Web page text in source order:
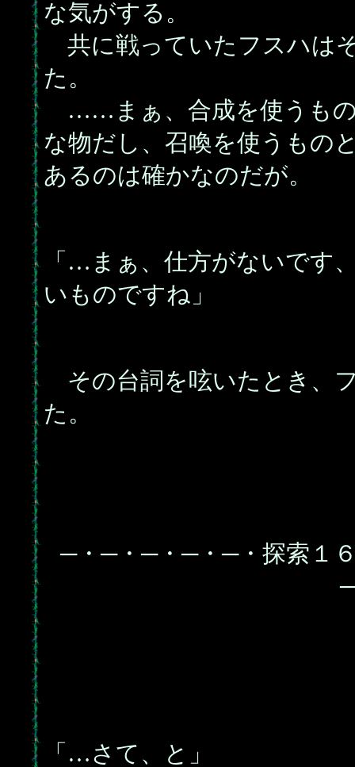
な気がする。
共に戦っていたフスハは
た。
……まぁ、合成を使うもの
な物だし、召喚を使うもの
あるのは確かなのだが。
「…まぁ、仕方がないです
いものですね」
その台詞を呟いたとき、
た。
─・─・─・─・─・探索
「…さて、と」